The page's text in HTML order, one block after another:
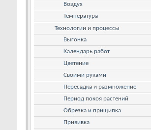
Воздух
Температура
Технологии и процессы
Выгонка
Календарь работ
Цветение
Своими руками
Пересадка и размножение
Период покоя растений
Обрезка и прищипка
Прививка